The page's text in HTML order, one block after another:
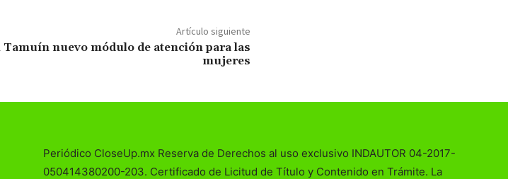
Artículo siguiente
Tamuín nuevo módulo de atención para las
mujeres
Periódico CloseUp.mx Reserva de Derechos al uso exclusivo INDAUTOR 04-2017-
050414380200-203. Certificado de Licitud de Título y Contenido en Trámite. La